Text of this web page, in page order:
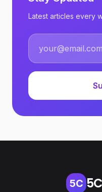
Latest articles every
5C